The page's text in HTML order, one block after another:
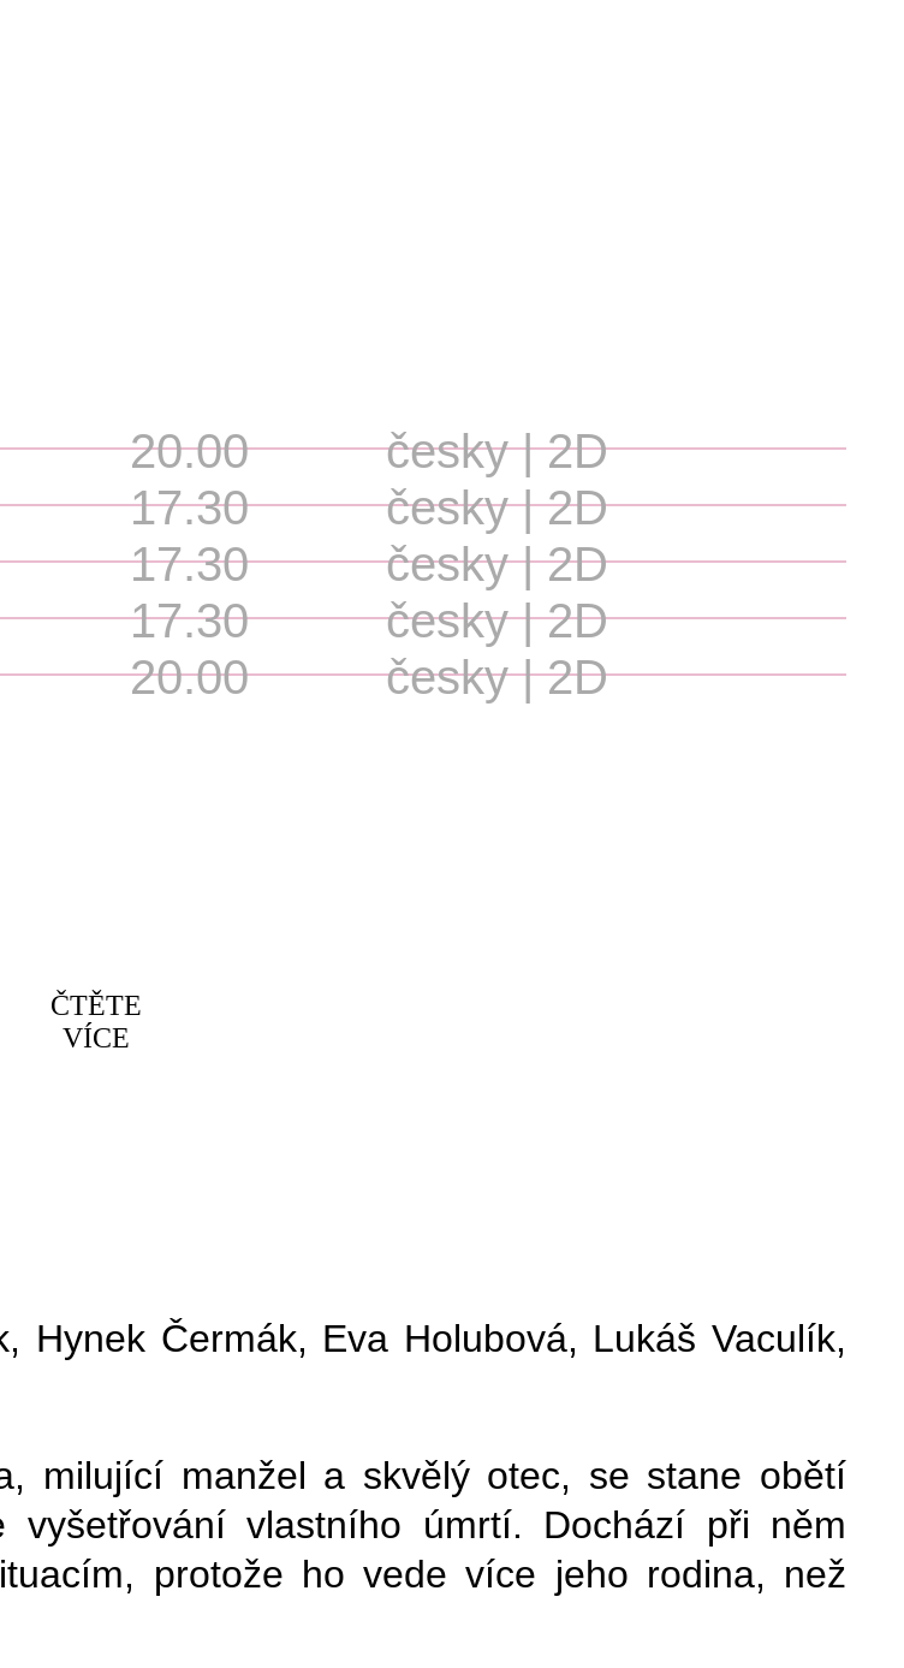
20.00
česky | 2D
17.30
česky | 2D
17.30
česky | 2D
17.30
česky | 2D
20.00 česky | 2D
ČTĚTE
VÍCE
Hynek Čermák, Eva Holubová, Lukáš Vaculík,
milující manžel a skvělý otec, se stane obětí
vyšetřování vlastního úmrtí. Dochází při něm
protože ho vede více jeho rodina, než